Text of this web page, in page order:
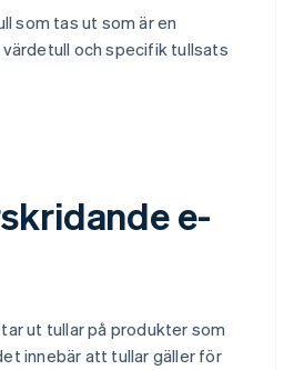
som tas ut som är en
och specifik tullsats
e-
ut tullar på produkter som
innebär att tullar gäller för